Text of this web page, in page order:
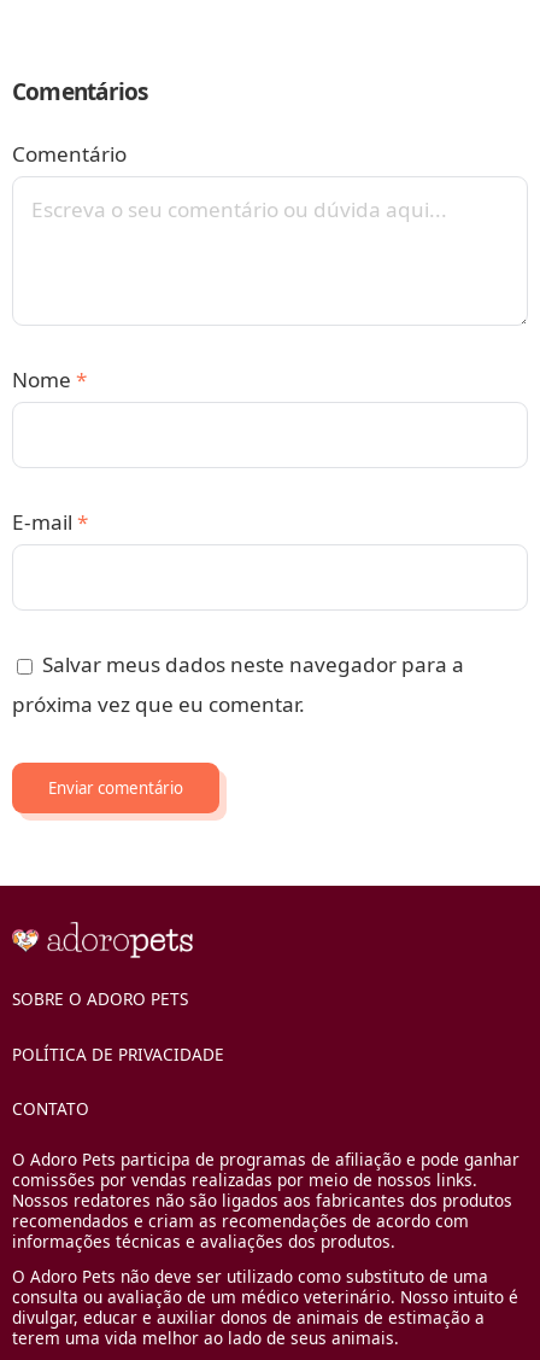
Comentários
Comentário
Nome *
E-mail *
Salvar meus dados neste navegador para a
próxima vez que eu comentar.
SOBRE O ADORO PETS
POLÍTICA DE PRIVACIDADE
CONTATO
O Adoro Pets participa de programas de afiliação e pode ganhar
comissões por vendas realizadas por meio de nossos links.
Nossos redatores não são ligados aos fabricantes dos produtos
recomendados e criam as recomendações de acordo com
informações técnicas e avaliações dos produtos.
O Adoro Pets não deve ser utilizado como substituto de uma
consulta ou avaliação de um médico veterinário. Nosso intuito é
divulgar, educar e auxiliar donos de animais de estimação a
terem uma vida melhor ao lado de seus animais.